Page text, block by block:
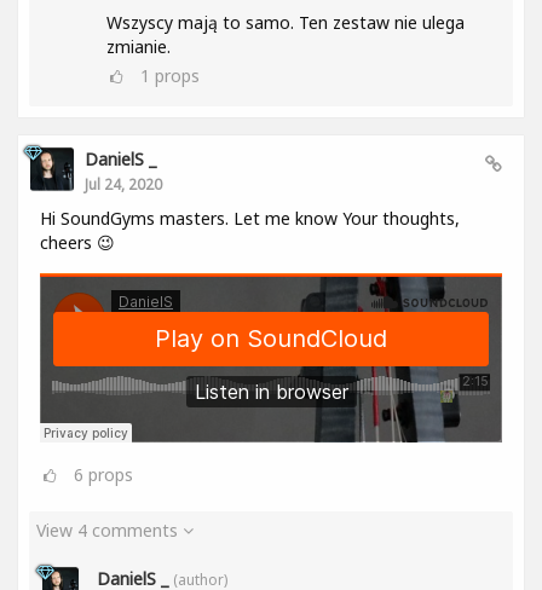
Wszyscy mają to samo. Ten zestaw nie ulega
zmianie.
1 props
DanielS _
Jul 24, 2020
Hi SoundGyms masters. Let me know Your thoughts,
cheers 😉
6 props
View 4 comments
DanielS _
(author)